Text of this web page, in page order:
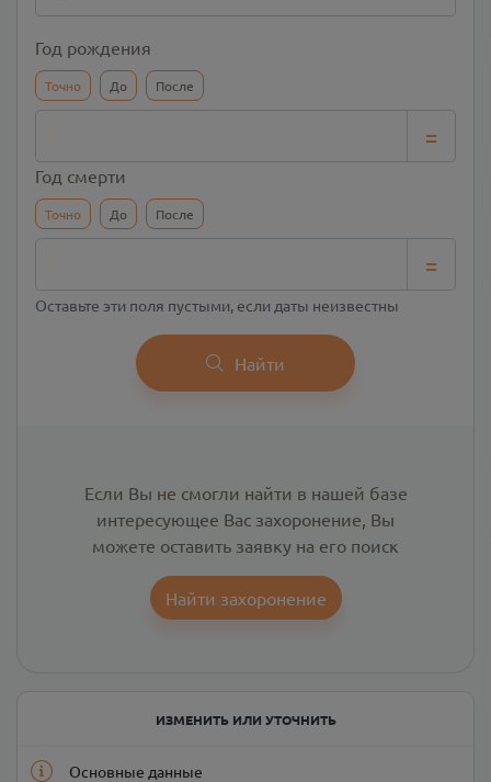
Год рождения
Точно До После
=
Год смерти
Точно До После
=
Оставьте эти поля пустыми, если даты неизвестны
Найти
Если Вы не смогли найти в нашей базе
интересующее Вас захоронение, Вы
можете оставить заявку на его поиск
Найти захоронение
ИЗМЕНИТЬ ИЛИ УТОЧНИТЬ
Основные данные